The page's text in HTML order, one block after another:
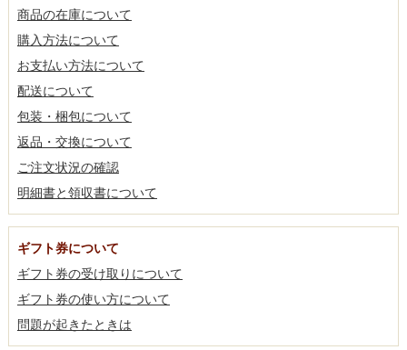
商品の在庫について
購入方法について
お支払い方法について
配送について
包装・梱包について
返品・交換について
ご注文状況の確認
明細書と領収書について
ギフト券について
ギフト券の受け取りについて
ギフト券の使い方について
問題が起きたときは